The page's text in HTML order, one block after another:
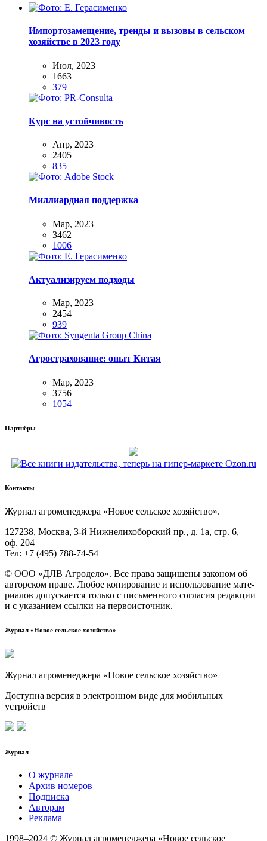
Импортозамещение, тренды и вызовы в сельском
хозяйстве в 2023 году
Июл, 2023
1663
379
Курс на устойчивость
Апр, 2023
2405
835
Миллиардная поддержка
Мар, 2023
3462
1006
Актуализируем подходы
Мар, 2023
2454
939
Агрострахование: опыт Китая
Мар, 2023
3756
1054
Партнёры
Контакты
Жур­нал агро­ме­не­дже­ра «Новое сель­ское хозяйство».
127238, Москва, 3‑й Ниж­не­ли­хо­бор­ский пр., д. 1а, стр. 6,
оф. 204
Тел: +7 (495) 788‑74‑54
© ООО «ДЛВ Агро­де­ло». Все пра­ва защи­ще­ны зако­ном об
автор­ском пра­ве. Любое копи­ро­ва­ние и исполь­зо­ва­ние мате­
ри­а­лов допус­ка­ет­ся толь­ко с пись­мен­но­го согла­сия редак­ции
и с ука­за­ни­ем ссыл­ки на первоисточник.
Журнал «Новое сельское хозяйство»
Журнал агроменеджера «Новое сельское хозяйство»
Доступна версия в электронном виде для мобильных
устройств
Журнал
О журнале
Архив номеров
Подписка
Авторам
Реклама
1998–2024 © Журнал агроменеджера «Новое сельское